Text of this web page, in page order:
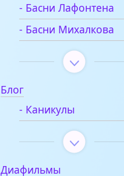
- Басни Лафонтена
- Басни Михалкова
Блог
- Каникулы
Диафильмы